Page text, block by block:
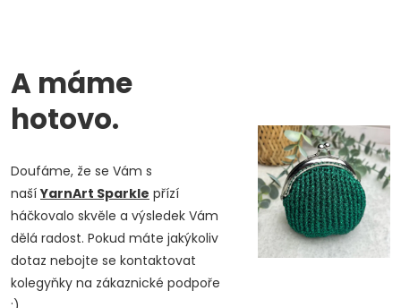
A máme
hotovo.
Doufáme, že se Vám s
našíYarnArt Sparkle přízí
háčkovalo skvěle a výsledek Vám
dělá radost. Pokud máte jakýkoliv
dotaz nebojte se kontaktovat
kolegyňky na zákaznické podpoře